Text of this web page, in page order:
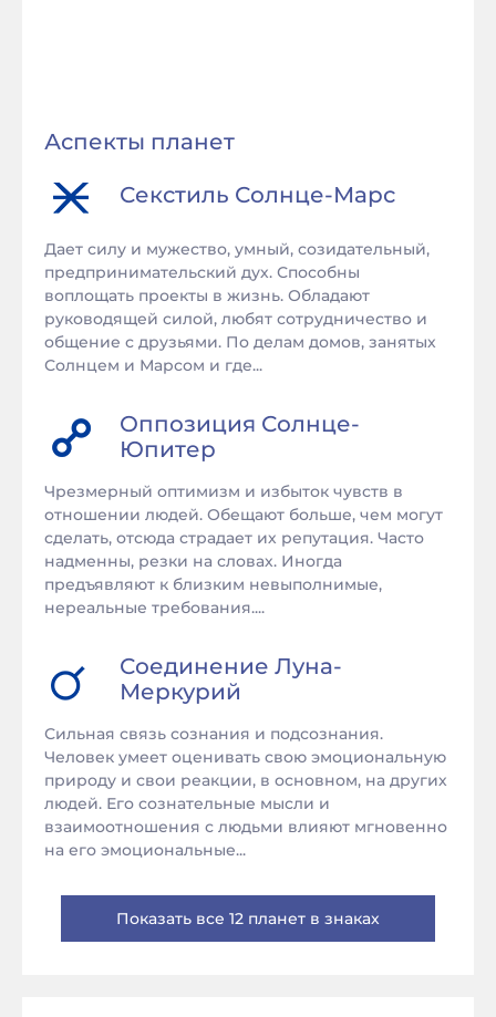
Аспекты планет
Секстиль Солнце-Марс
Дает силу и мужество, умный, созидательный,
предпринимательский дух. Способны
воплощать проекты в жизнь. Обладают
руководящей силой, любят сотрудничество и
общение с друзьями. По делам домов, занятых
Солнцем и Марсом и где...
Оппозиция Солнце-
Юпитер
Чрезмерный оптимизм и избыток чувств в
отношении людей. Обещают больше, чем могут
сделать, отсюда страдает их репутация. Часто
надменны, резки на словах. Иногда
предъявляют к близким невыполнимые,
нереальные требования....
Соединение Луна-
Меркурий
Сильная связь сознания и подсознания.
Человек умеет оценивать свою эмоциональную
природу и свои реакции, в основном, на других
людей. Его сознательные мысли и
взаимоотношения с людьми влияют мгновенно
на его эмоциональные...
Показать все 12 планет в знаках